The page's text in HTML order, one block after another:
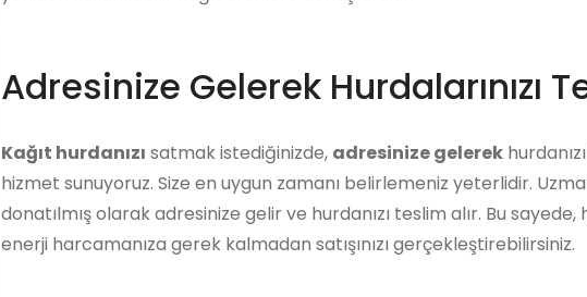
Adresinize Gelerek Hurdalarınızı
Kağıt hurdanızı satmak istediğinizde, adresinize gelerek
hizmet sunuyoruz. Size en uygun zamanı belirlemeniz yeterlidir.
donatılmış olarak adresinize gelir ve hurdanızı teslim alır. Bu
enerji harcamanıza gerek kalmadan satışınızı gerçekleştirebilirsiniz.